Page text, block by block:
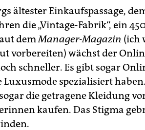
ältester Einkaufspassage,
die „Vintage-Fabrik“, ein
demManager-Magazin (ich
vorbereiten) wächst der
schneller. Es gibt sogar
Luxusmode spezialisiert
die getragene Kleidung
kaufen. Das Stigma